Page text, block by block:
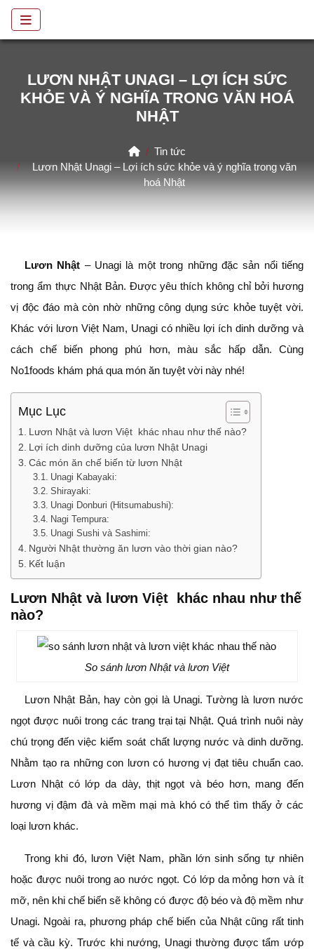
LƯƠN NHẬT UNAGI – LỢI ÍCH SỨC
KHỎE VÀ Ý NGHĨA TRONG VĂN HOÁ
NHẬT
HomeTin tức
Lươn Nhật Unagi – Lợi ích sức khỏe và ý nghĩa trong văn
hoá Nhật
Lươn Nhật – Unagi là một trong những đặc sản nổi tiếng
trong ẩm thực Nhật Bản. Được yêu thích không chỉ bởi hương
vị độc đáo mà còn nhờ những công dụng sức khỏe tuyệt vời.
Khác với lươn Việt Nam, Unagi có nhiều lợi ích dinh dưỡng và
cách chế biến phong phú hơn, màu sắc hấp dẫn. Cùng
No1foods khám phá qua món ăn tuyệt vời này nhé!
Mục Lục
Lươn Nhật và lươn Việt khác nhau như thế nào?
Lợi ích dinh dưỡng của lươn Nhật Unagi
Các món ăn chế biến từ lươn Nhật
Unagi Kabayaki:
Shirayaki:
Unagi Donburi (Hitsumabushi):
Nagi Tempura:
Unagi Sushi và Sashimi:
Người Nhật thường ăn lươn vào thời gian nào?
Kết luận
Lươn Nhật và lươn Việt khác nhau như thế
nào?
So sánh lươn Nhật và lươn Việt
Lươn Nhật Bản, hay còn gọi là Unagi. Tường là lươn nước
ngọt được nuôi trong các trang trại tại Nhật. Quá trình nuôi này
chú trọng đến việc kiểm soát chất lượng nước và dinh dưỡng.
Nhằm tạo ra những con lươn có hương vị đạt tiêu chuẩn cao.
Lươn Nhật có lớp da dày, thịt ngọt và béo hơn, mang đến
hương vị đậm đà và mềm mại mà khó có thể tìm thấy ở các
loại lươn khác.
Trong khi đó, lươn Việt Nam, phần lớn sinh sống tự nhiên
hoặc được nuôi trong ao nước ngọt. Có lớp da mỏng hơn và ít
mỡ, nên khi chế biến sẽ không có được độ béo và độ mềm như
Unagi. Ngoài ra, phương pháp chế biến của Nhật cũng rất tinh
tế và cầu kỳ. Trước khi nướng, Unagi thường được tẩm ướp